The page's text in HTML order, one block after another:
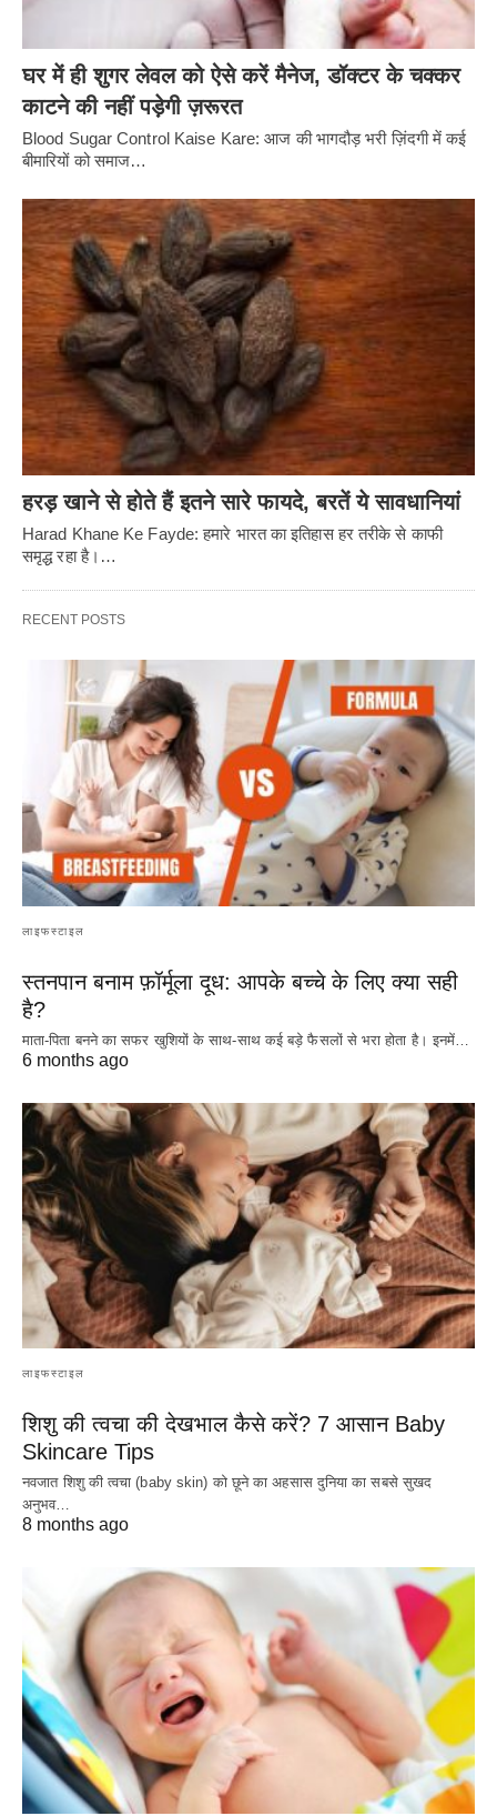
घर में ही शुगर लेवल को ऐसे करें मैनेज, डॉक्टर के चक्कर
काटने की नहीं पड़ेगी ज़रूरत
Blood Sugar Control Kaise Kare: आज की भागदौड़ भरी ज़िंदगी में कई
बीमारियों को समाज…
हरड़ खाने से होते हैं इतने सारे फायदे, बरतें ये सावधानियां
Harad Khane Ke Fayde: हमारे भारत का इतिहास हर तरीके से काफी
समृद्ध रहा है।…
RECENT POSTS
लाइफस्टाइल
स्तनपान बनाम फ़ॉर्मूला दूध: आपके बच्चे के लिए क्या सही
है?
माता-पिता बनने का सफर खुशियों के साथ-साथ कई बड़े फैसलों से भरा होता है। इनमें…
6 months ago
लाइफस्टाइल
शिशु की त्वचा की देखभाल कैसे करें? 7 आसान Baby
Skincare Tips
नवजात शिशु की त्वचा (baby skin) को छूने का अहसास दुनिया का सबसे सुखद
अनुभव…
8 months ago